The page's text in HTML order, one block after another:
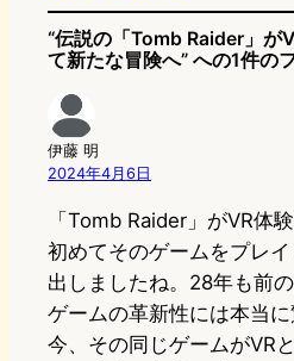
“伝説の「Tomb Raider」が
て新たな冒険へ” への1件の
伊藤 明
2024年4月6日
「Tomb Raider」がVR体
初めてそのゲームをプレ
出しましたね。28年も前
ゲームの革新性には本当に
今、その同じゲームがVR